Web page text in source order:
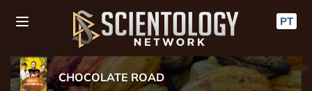
PT
CHOCOLATE ROAD